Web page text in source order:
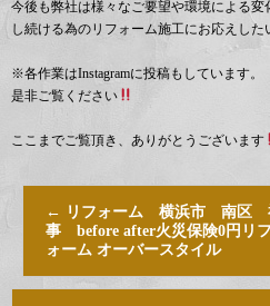
今後も弊社は様々なご要望や環境による
し続ける為のリフォーム施工にお応えした
※各作業はInstagramに投稿もしています。
是非ご覧ください
ここまでご覧頂き、ありがとうございます
← リフォーム 横浜市 南
事 before after火災保険0円リ
ォーム オーバースタイル